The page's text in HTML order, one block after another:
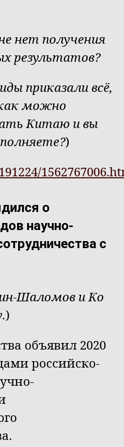
нет получения
результатов?
приказали всё,
можно
Китаю и вы
)
о
научно-
с
Шаломов и Ко
)
объявил 2020
российско-